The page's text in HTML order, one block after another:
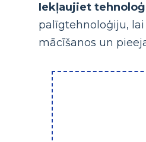
Iekļaujiet
palīgtehnoloģiju,
mācīšanos un